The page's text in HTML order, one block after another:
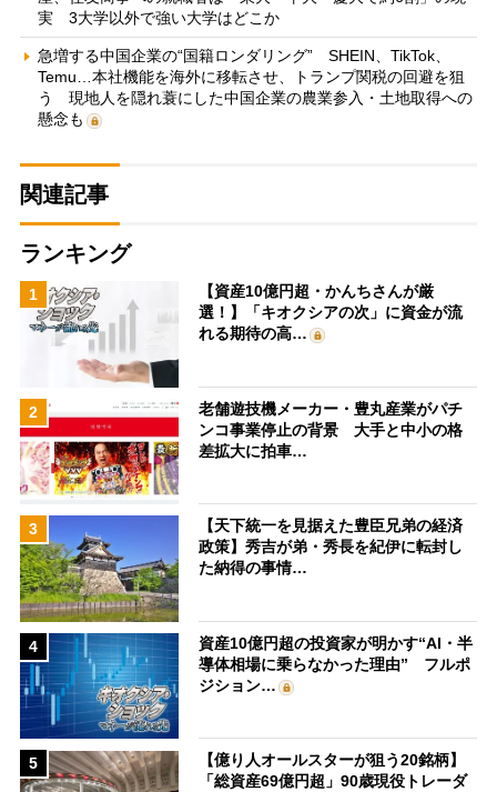
実 3大学以外で強い大学はどこか
急増する中国企業の“国籍ロンダリング” SHEIN、TikTok、
Temu…本社機能を海外に移転させ、トランプ関税の回避を狙
う 現地人を隠れ蓑にした中国企業の農業参入・土地取得への
懸念も
関連記事
ランキング
1
【資産10億円超・かんちさんが厳
選！】「キオクシアの次」に資金が流
れる期待の高…
2
老舗遊技機メーカー・豊丸産業がパチ
ンコ事業停止の背景 大手と中小の格
差拡大に拍車…
3
【天下統一を見据えた豊臣兄弟の経済
政策】秀吉が弟・秀長を紀伊に転封し
た納得の事情…
4
資産10億円超の投資家が明かす“AI・半
導体相場に乗らなかった理由” フルポ
ジション…
5
【億り人オールスターが狙う20銘柄】
「総資産69億円超」90歳現役トレーダ